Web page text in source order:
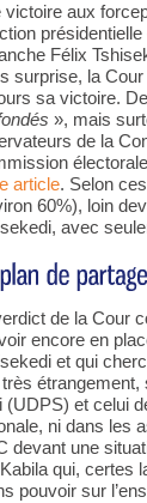
victoire aux
Félix
surprise, la
sa victoire.
», mais
de la
article. Selon
60%), loin
avec
de la Cour
encore en
et qui
étrangement,
(UDPS) et celui
ni dans les
devant une
qui, certes
pouvoir sur